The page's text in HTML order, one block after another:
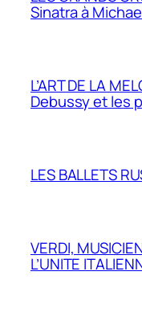
Sinatra à
L’ART DE LA
Debussy et les
LES BALLETS
VERDI,
L’UNITE